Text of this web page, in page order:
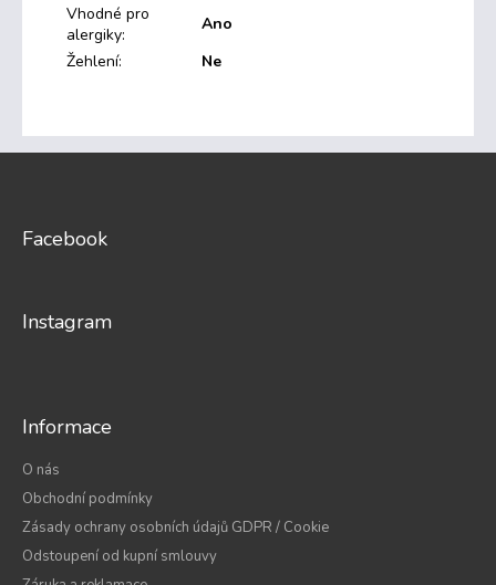
Vhodné pro
alergiky:
Ano
Žehlení: Ne
Facebook
Instagram
Informace
O nás
Obchodní podmínky
Zásady ochrany osobních údajů GDPR / Cookie
Odstoupení od kupní smlouvy